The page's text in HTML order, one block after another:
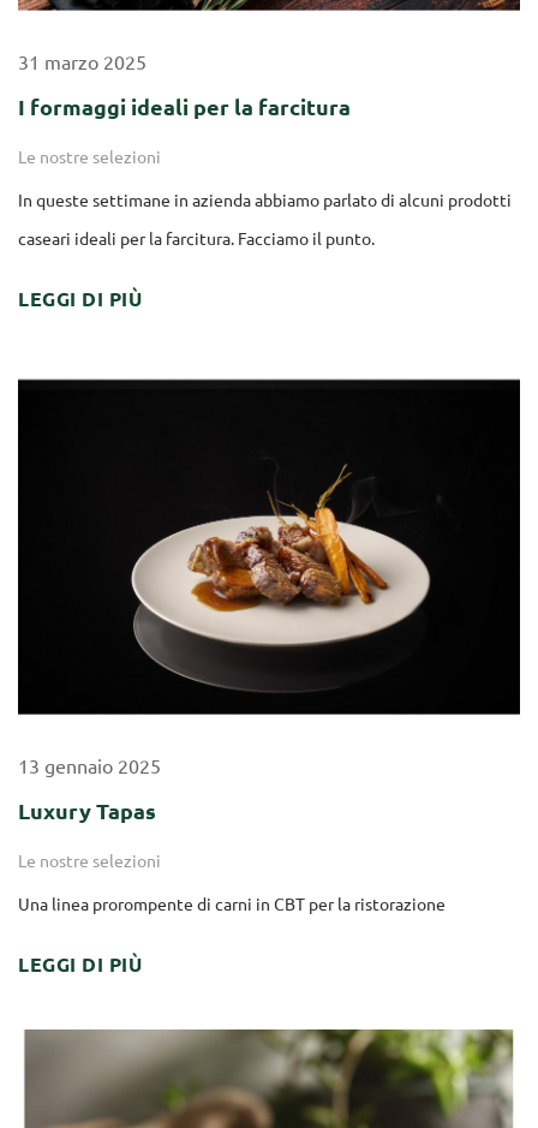
31 marzo 2025
I formaggi ideali per la farcitura
Le nostre selezioni
In queste settimane in azienda abbiamo parlato di alcuni prodotti
caseari ideali per la farcitura. Facciamo il punto.
LEGGI DI PIÙ
13 gennaio 2025
Luxury Tapas
Le nostre selezioni
Una linea prorompente di carni in CBT per la ristorazione
LEGGI DI PIÙ